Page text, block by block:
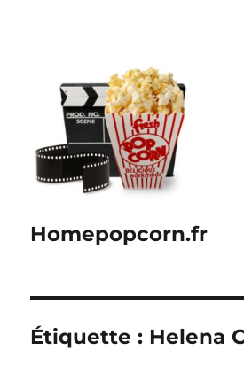
Homepopcorn.fr
Étiquette : Helena